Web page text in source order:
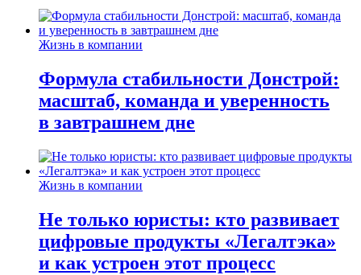
Жизнь в компании
Формула стабильности Донстрой:
масштаб, команда и уверенность
в завтрашнем дне
Жизнь в компании
Не только юристы: кто развивает
цифровые продукты «Легалтэка»
и как устроен этот процесс